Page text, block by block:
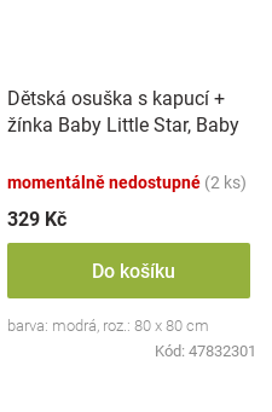
Dětská osuška s kapucí +
žínka Baby Little Star, Baby
modrá
momentálně nedostupné (2 ks)
329 Kč
Do košíku
barva: modrá, roz.: 80 x 80 cm
Kód: 47832301